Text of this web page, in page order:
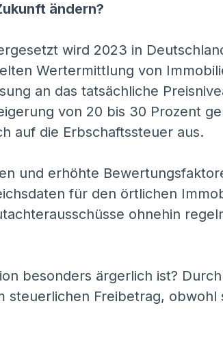
ändern?
wird 2023 in
Wertermittlung von
an das tatsächliche
von 20 bis 30 Prozent
auf die Erbschaftssteuer aus.
und erhöhte
für den örtlichen
ohnehin
besonders ärgerlich ist?
steuerlichen Freibetrag, obwohl